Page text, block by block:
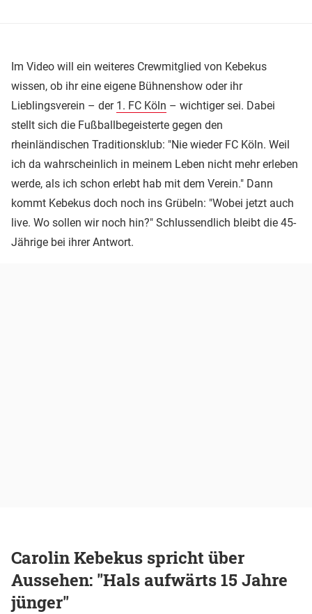
Im Video will ein weiteres Crewmitglied von Kebekus
wissen, ob ihr eine eigene Bühnenshow oder ihr
Lieblingsverein – der 1. FC Köln – wichtiger sei. Dabei
stellt sich die Fußballbegeisterte gegen den
rheinländischen Traditionsklub: "Nie wieder FC Köln. Weil
ich da wahrscheinlich in meinem Leben nicht mehr erleben
werde, als ich schon erlebt hab mit dem Verein." Dann
kommt Kebekus doch noch ins Grübeln: "Wobei jetzt auch
live. Wo sollen wir noch hin?" Schlussendlich bleibt die 45-
Jährige bei ihrer Antwort.
Carolin Kebekus spricht über
Aussehen: "Hals aufwärts 15 Jahre
jünger"